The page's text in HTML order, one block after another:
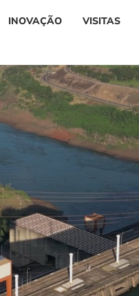
INOVAÇÃO VISITAS